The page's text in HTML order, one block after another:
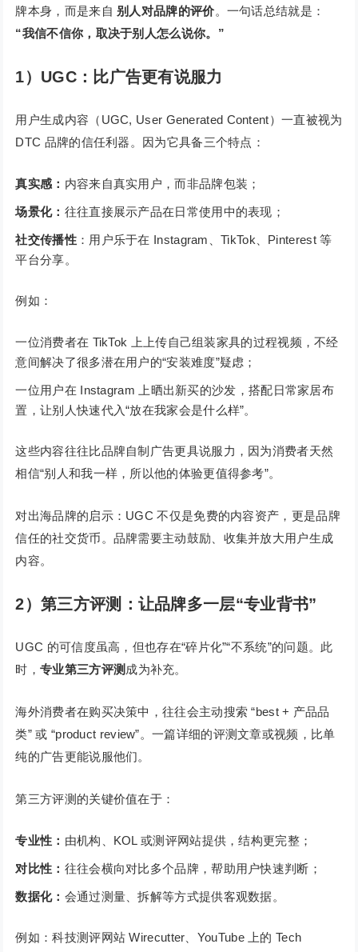
牌本身，而是来自别人对品牌的评价。一句话总结就是：
“我信不信你，取决于别人怎么说你。”
1）UGC：比广告更有说服力
用户生成内容（UGC, User Generated Content）一直被视为
DTC 品牌的信任利器。因为它具备三个特点：
真实感： 内容来自真实用户，而非品牌包装；
场景化： 往往直接展示产品在日常使用中的表现；
社交传播性：用户乐于在 Instagram、TikTok、Pinterest 等
平台分享。
例如：
一位消费者在 TikTok 上上传自己组装家具的过程视频，不经
意间解决了很多潜在用户的“安装难度”疑虑；
一位用户在 Instagram 上晒出新买的沙发，搭配日常家居布
置，让别人快速代入“放在我家会是什么样”。
这些内容往往比品牌自制广告更具说服力，因为消费者天然
相信“别人和我一样，所以他的体验更值得参考”。
对出海品牌的启示：UGC 不仅是免费的内容资产，更是品牌
信任的社交货币。品牌需要主动鼓励、收集并放大用户生成
内容。
2）第三方评测：让品牌多一层“专业背书”
UGC 的可信度虽高，但也存在“碎片化”“不系统”的问题。此
时，专业第三方评测 成为补充。
海外消费者在购买决策中，往往会主动搜索 “best + 产品品
类” 或 “product review”。一篇详细的评测文章或视频，比单
纯的广告更能说服他们。
第三方评测的关键价值在于：
专业性： 由机构、KOL 或测评网站提供，结构更完整；
对比性： 往往会横向对比多个品牌，帮助用户快速判断；
数据化： 会通过测量、拆解等方式提供客观数据。
例如：科技测评网站 Wirecutter、YouTube 上的 Tech